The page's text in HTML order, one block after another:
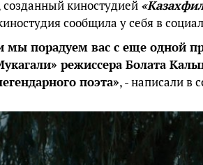
созданный киностудией
сообщила у себя в
мы порадуем вас с еще одной
режиссера Болата
поэта», - написали в